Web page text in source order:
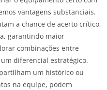
vantagens substanciais.
a chance de acerto crítico,
garantindo maior
combinações entre
diferencial estratégico.
um histórico ou
na equipe, podem